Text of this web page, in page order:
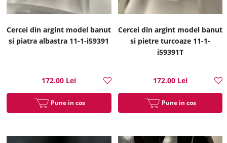
Cercei din argint model banut
si piatra albastra 11-1-i59391
172.00 Lei
Pune in cos
Cercei din argint model banut
si pietre turcoaze 11-1-
i59391T
172.00 Lei
Pune in cos